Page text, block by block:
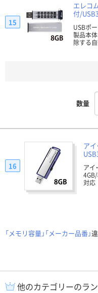
エレコ
付/
USBポ
製品本
除する
15
数量
アイ
アイ
対
16
「メモリ容量」「メーカー品番」
他のカテゴリーのラ